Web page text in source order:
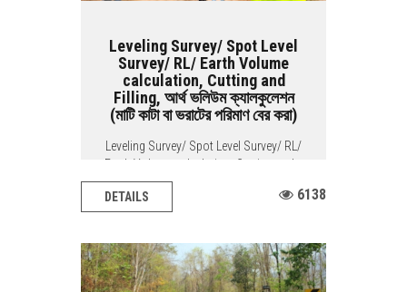
Leveling Survey/ Spot Level
Survey/ RL/ Earth Volume
calculation, Cutting and
Filling, আর্থ ভলিউম ক্যালকুলেশন
(মাটি কাটা বা ভরাটের পরিমাণ বের করা)
Leveling Survey/ Spot Level Survey/ RL/
Earth Volume calculation, Cutting and...
DETAILS 6138